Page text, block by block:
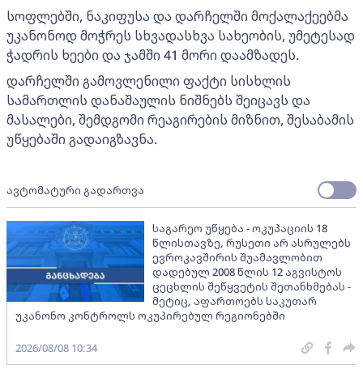
სოფლებში, ნაკიფუსა და დარჩელში მოქალაქეებმა
უკანონოდ მოჭრეს სხვადასხვა სახეობის, უმეტესად
ჭადრის ხეები და ჯამში 41 მორი დაამზადეს.
დარჩელში გამოვლენილი ფაქტი სისხლის
სამართლის დანაშაულის ნიშნებს შეიცავს და
მასალები, შემდგომი რეაგირების მიზნით, შესაბამის
უწყებაში გადაიგზავნა.
ავტომატური გადართვა
საგარეო უწყება - ოკუპაციის 18
წლისთავზე, რუსეთი არ ასრულებს
ევროკავშირის შუამავლობით
დადებულ 2008 წლის 12 აგვისტოს
ცეცხლის შეწყვეტის შეთანხმებას -
მეტიც, აფართოებს საკუთარ
უკანონო კონტროლს ოკუპირებულ რეგიონებში
2026/08/08 10:34